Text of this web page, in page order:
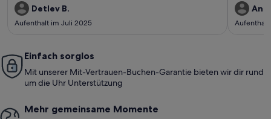
wieder!Detlev und Eike
Detlev B.
Aufenthalt im Juli 2025 Aufenthalt
Einfach sorglos
Mit unserer Mit-Vertrauen-Buchen-Garantie bieten wir dir rund
um die Uhr Unterstützung
Mehr gemeinsame Momente